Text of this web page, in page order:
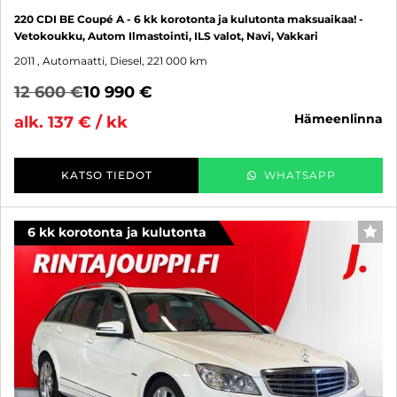
220 CDI BE Coupé A - 6 kk korotonta ja kulutonta maksuaikaa! -
Vetokoukku, Autom Ilmastointi, ILS valot, Navi, Vakkari
2011 , Automaatti, Diesel, 221 000 km
12 600 €10 990 €
alk. 137 € / kk
hämeenlinna
KATSO TIEDOT WHATSAPP
6 kk korotonta ja kulutonta